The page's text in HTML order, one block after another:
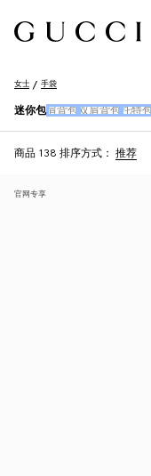
女士 手袋
迷你包肩背包 双肩背包 托特包
商品 138 排序方式： 推荐
官网专享